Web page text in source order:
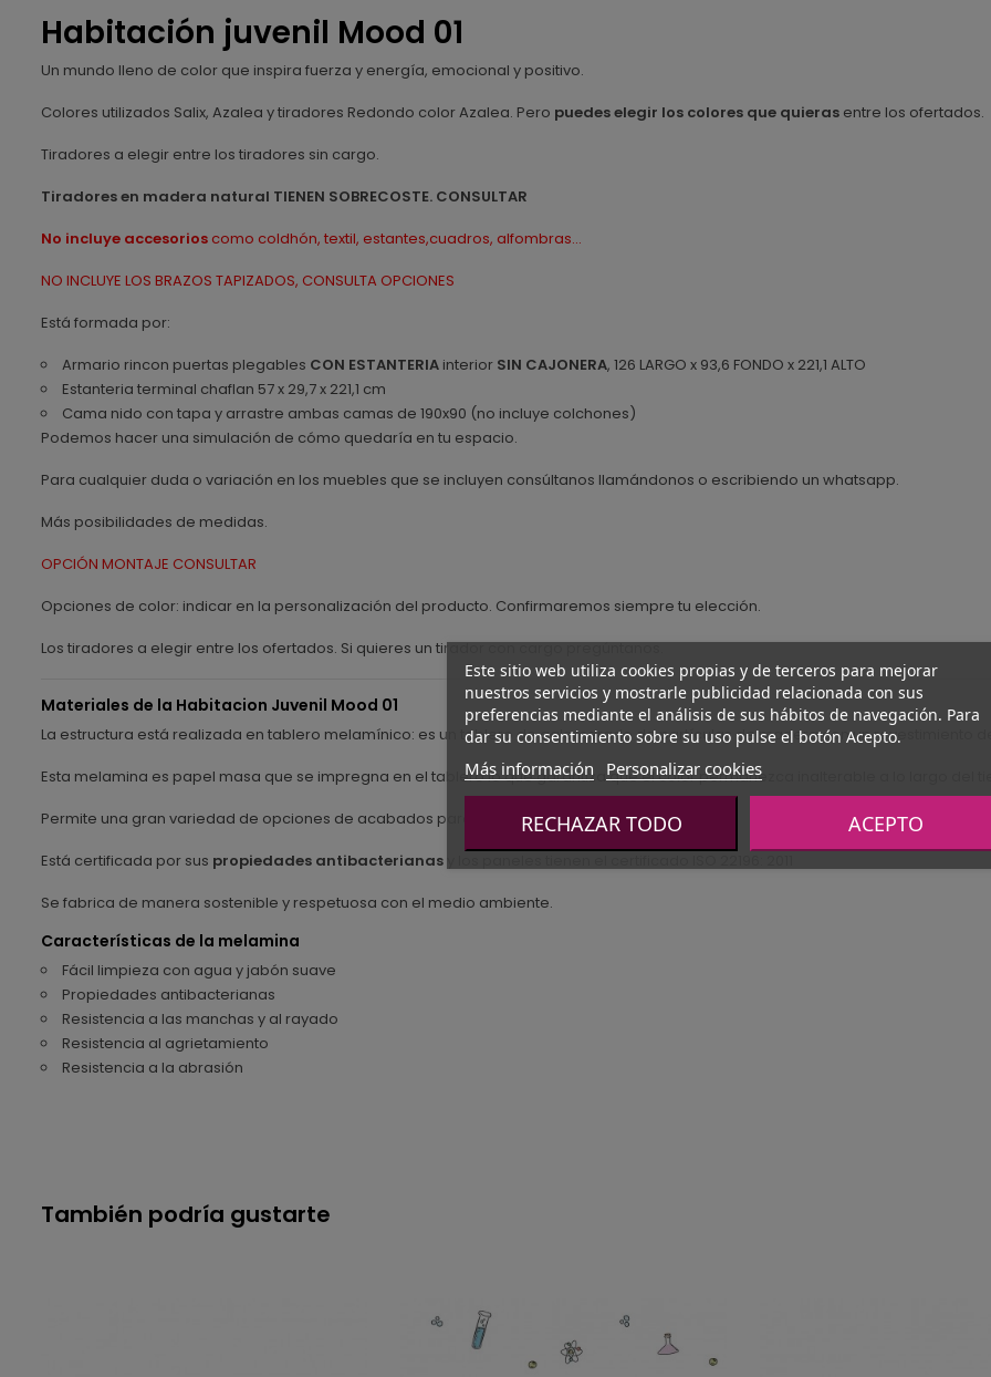
Habitación juvenil Mood 01
Un mundo lleno de color que inspira fuerza y energía, emocional y positivo.
Colores utilizados Salix, Azalea y tiradores Redondo color Azalea. Pero puedes elegir los colores que quieras entre los ofertados.
Tiradores a elegir entre los tiradores sin cargo.
Tiradores en madera natural TIENEN SOBRECOSTE. CONSULTAR
No incluye accesorios como coldhón, textil, estantes,cuadros, alfombras...
NO INCLUYE LOS BRAZOS TAPIZADOS, CONSULTA OPCIONES
Está formada por:
Armario rincon puertas plegables CON ESTANTERIA interior SIN CAJONERA, 126 LARGO x 93,6 FONDO x 221,1 ALTO
Estanteria terminal chaflan 57 x 29,7 x 221,1 cm
Cama nido con tapa y arrastre ambas camas de 190x90 (no incluye colchones)
Podemos hacer una simulación de cómo quedaría en tu espacio.
Para cualquier duda o variación en los muebles que se incluyen consúltanos llamándonos o escribiendo un whatsapp.
Más posibilidades de medidas.
OPCIÓN MONTAJE CONSULTAR
Opciones de color: indicar en la personalización del producto. Confirmaremos siempre tu elección.
Los tiradores a elegir entre los ofertados. Si quieres un tirador con cargo pregúntanos.
Materiales de la Habitacion Juvenil Mood 01
La estructura está realizada en tablero melamínico: es un tablero de aglomerado de partículas de madera con un revestimiento
Esta melamina es papel masa que se impregna en el tablero lo que garantiza que el color permanezca inalterable a lo largo del
Permite una gran variedad de opciones de acabados para adaptarse a vuestros gustos.
Está certificada por sus propiedades antibacterianas
Se fabrica de manera sostenible y respetuosa con el medio ambiente.
Características de la melamina
Fácil limpieza con agua y jabón suave
Propiedades antibacterianas
Resistencia a las manchas y al rayado
Resistencia al agrietamiento
Resistencia a la abrasión
También podría gustarte
Este sitio web utiliza cookies propias y de terceros para mejorar
nuestros servicios y mostrarle publicidad relacionada con sus
preferencias mediante el análisis de sus hábitos de navegación. Para
dar su consentimiento sobre su uso pulse el botón Acepto.
Más información Personalizar cookies
RECHAZAR TODO ACEPTO